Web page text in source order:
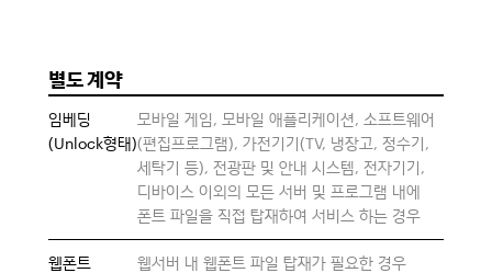
별도 계약
임베딩
(Unlock형태)
모바일 게임, 모바일 애플리케이션, 소프트웨어
(편집프로그램), 가전기기(TV, 냉장고, 정수기,
세탁기 등), 전광판 및 안내 시스템, 전자기기,
디바이스 이외의 모든 서버 및 프로그램 내에
폰트 파일을 직접 탑재하여 서비스 하는 경우
웹폰트 웹서버 내 웹폰트 파일 탑재가 필요한 경우